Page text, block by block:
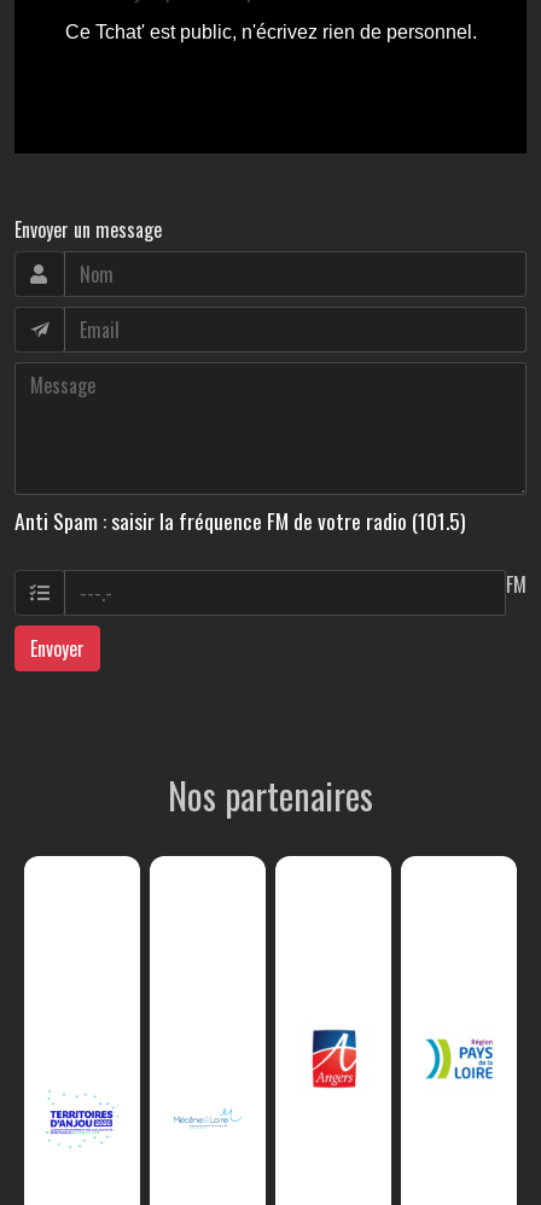
Envoyer un message
Anti Spam : saisir la fréquence FM de votre radio (101.5)
FM
Envoyer
Nos partenaires